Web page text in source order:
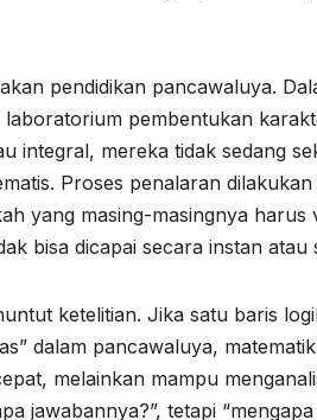
pendidikan pancawaluya.
laboratorium pembentukan
integral, mereka tidak sedang
Proses penalaran
yang masing-masingnya harus
bisa dicapai secara instan atau
ketelitian. Jika satu baris
dalam pancawaluya,
melainkan mampu
jawabannya?”, tetapi